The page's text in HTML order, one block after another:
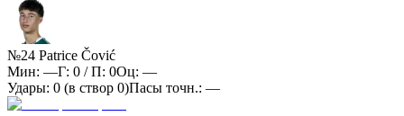
№24 Patrice Čović
Мин: —Г: 0 / П: 0Оц: —
Удары: 0 (в створ 0)Пасы точн.: —